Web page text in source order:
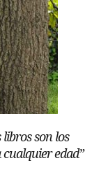
son los
edad”